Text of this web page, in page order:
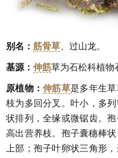
别名： 筋骨草、过山龙。
基源： 伸筋草为石松科植物
原植物：伸筋草是多年生
枝为多回分叉。叶小，多
状排列，全缘或微锯齿。
高出营养枝。孢子囊穗棒
上部；孢子叶卵状三角形